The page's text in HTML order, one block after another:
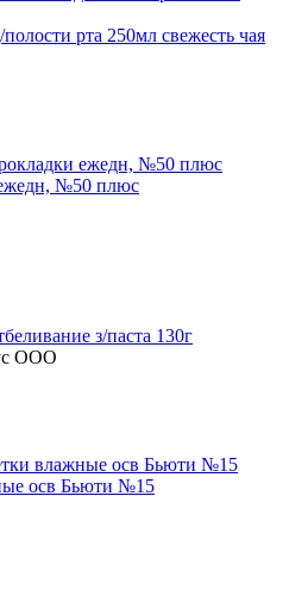
рта 250мл свежесть чая
№50 плюс
з/паста 130г
ООО
осв Бьюти №15